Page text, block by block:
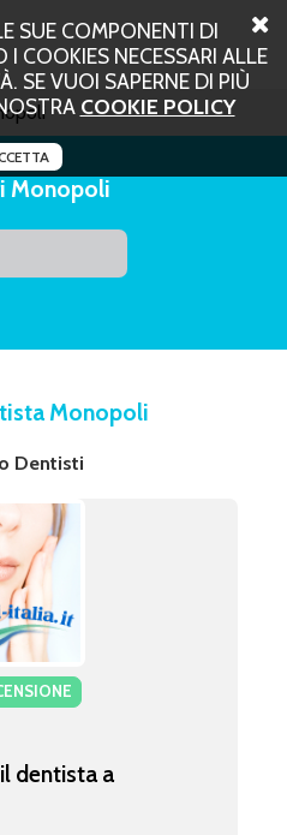
SUE COMPONENTI DI
COOKIES NECESSARI ALLE
SE VUOI SAPERNE DI PIÙ
COOKIE POLICY
Monopoli
Monopoli
Dentisti
dentista a